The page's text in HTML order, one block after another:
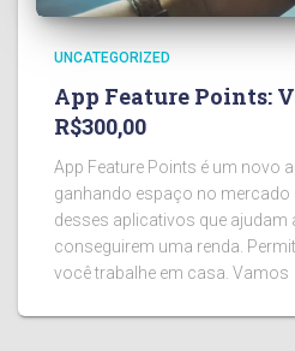
UNCATEGORIZED
App Feature Points:
R$300,00
App Feature Points é um novo
ganhando espaço no mercado
desses aplicativos que ajudam
conseguirem uma renda.
você trabalhe em casa. Vamos